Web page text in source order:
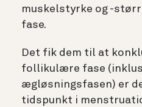
muskelstyrke og -
fase.
Det fik dem til at
follikulære fase
ægløsningsfasen) er
tidspunkt i